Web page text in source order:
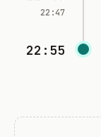
22:47
22:55